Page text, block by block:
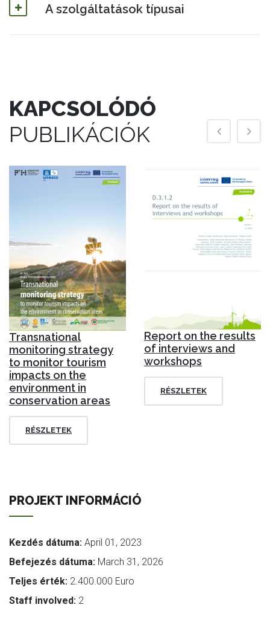
A szolgáltatások típusai
KAPCSOLÓDÓ
PUBLIKÁCIÓK
Transnational
monitoring strategy
to monitor tourism
impacts on the
environment in
conservation areas
RÉSZLETEK
Report on the results
of interviews and
workshops
RÉSZLETEK
PROJEKT INFORMÁCIÓ
Kezdés dátuma: April 01, 2023
Befejezés dátuma: March 31, 2026
Teljes érték: 2.400.000 Euro
Staff involved: 2